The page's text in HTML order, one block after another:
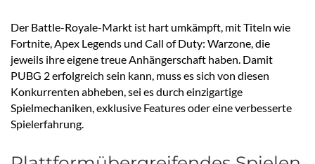
Der Battle-Royale-Markt ist hart umkämpft, mit Titeln wie
Fortnite, Apex Legends und Call of Duty: Warzone, die
jeweils ihre eigene treue Anhängerschaft haben. Damit
PUBG 2 erfolgreich sein kann, muss es sich von diesen
Konkurrenten abheben, sei es durch einzigartige
Spielmechaniken, exklusive Features oder eine verbesserte
Spielerfahrung.